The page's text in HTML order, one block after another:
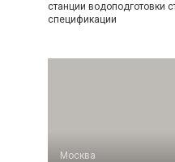
станции водоподготовки
спецификации
Москва